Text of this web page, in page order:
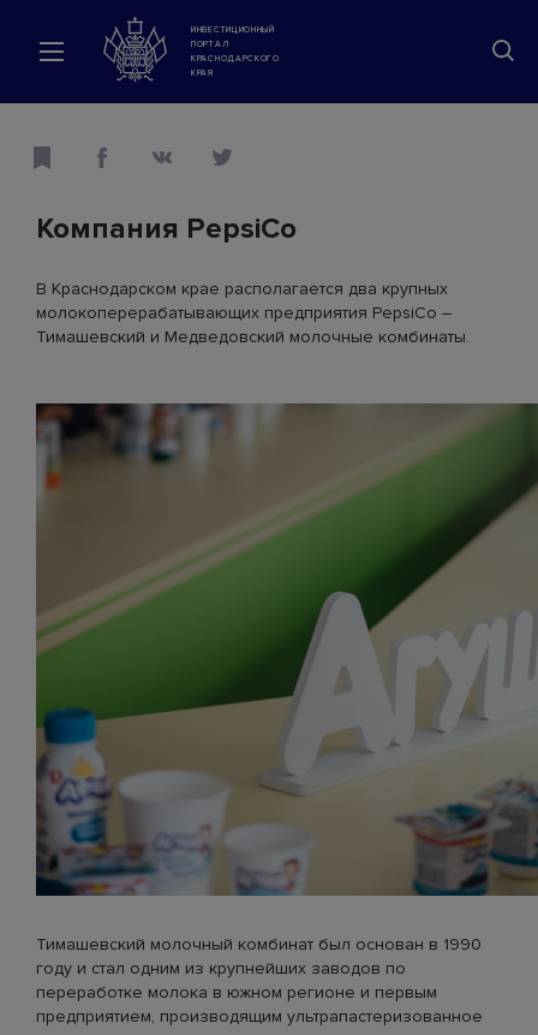
ИНВЕСТИЦИОННЫЙ
ПОРТАЛ
КРАСНОДАРСКОГО
КРАЯ
Компания PepsiCo
В Краснодарском крае располагается два крупных
молокоперерабатывающих предприятия PepsiCo –
Тимашевский и Медведовский молочные комбинаты.
Тимашевский молочный комбинат был основан в 1990
году и стал одним из крупнейших заводов по
переработке молока в южном регионе и первым
предприятием, производящим ультрапастеризованное